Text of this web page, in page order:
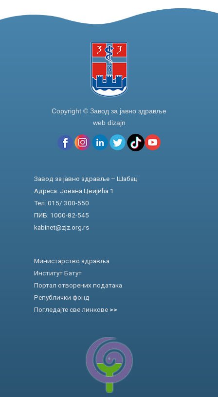
o
Copyright © Завод за јавно здравље
web dizajn
Завод за јавно здравље – Шабац
Адреса: Јована Цвијића 1
Тел. 015/ 300-550
ПИБ: 1000-82-545
kabinet@zjz.org.rs
Министарство здравља
Институт Батут
Портал отворених података
Републички фонд
Погледајте све линкове >>